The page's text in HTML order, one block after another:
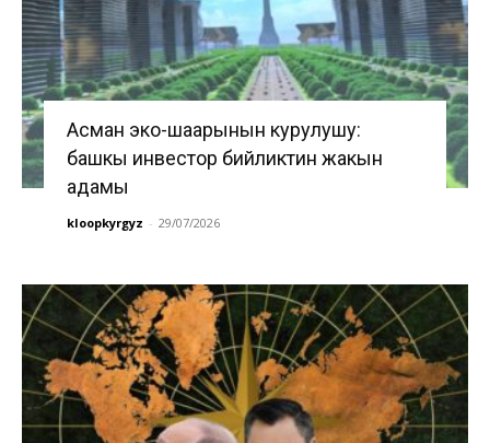
Асман эко-шаарынын курулушу:
башкы инвестор бийликтин жакын
адамы
kloopkyrgyz - 29/07/2026